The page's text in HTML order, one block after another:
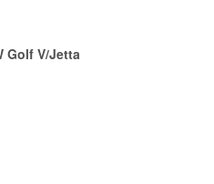
Golf V/Jetta